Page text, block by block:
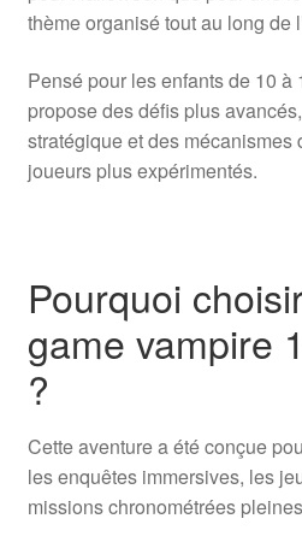
thème organisé tout au long de
Pensé pour les enfants de 10 à
propose des défis plus
stratégique et des
joueurs plus expérimentés.
Pourquoi
game vampire
?
Cette aventure a été conçue
les enquêtes immersives, les
missions chronométrées